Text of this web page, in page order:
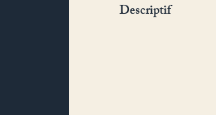
Descriptif